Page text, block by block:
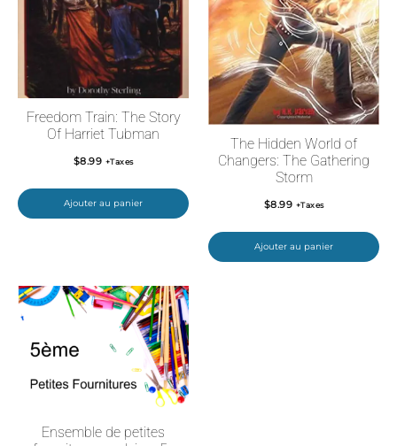
Freedom Train: The Story
Of Harriet Tubman
$8.99 +Taxes
Ajouter au panier
The Hidden World of
Changers: The Gathering
Storm
$8.99 +Taxes
Ajouter au panier
Ensemble de petites